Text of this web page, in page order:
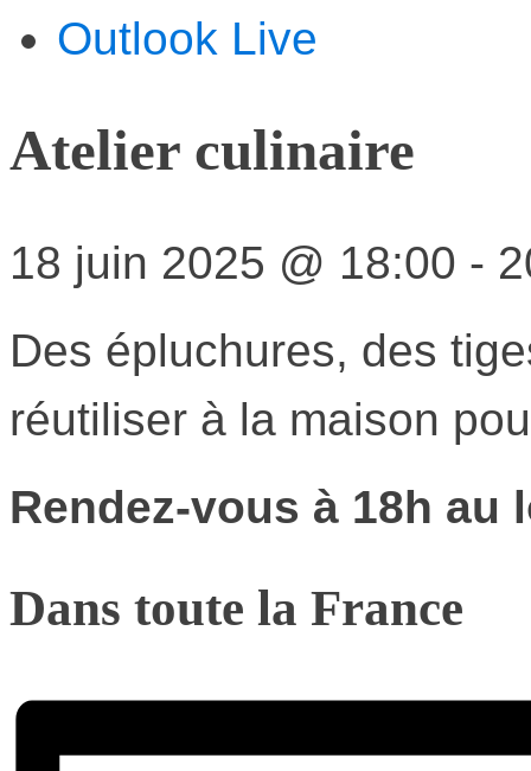
Outlook Live
Atelier culinaire
18 juin 2025 @ 18:00 -
Des épluchures, des
réutiliser à la maison
Rendez-vous à 18h au
Dans toute la France